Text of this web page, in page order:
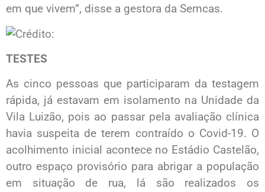
em que vivem”, disse a gestora da Semcas.
TESTES
As cinco pessoas que participaram da testagem
rápida, já estavam em isolamento na Unidade da
Vila Luizão, pois ao passar pela avaliação clínica
havia suspeita de terem contraído o Covid-19. O
acolhimento inicial acontece no Estádio Castelão,
outro espaço provisório para abrigar a população
em situação de rua, lá são realizados os